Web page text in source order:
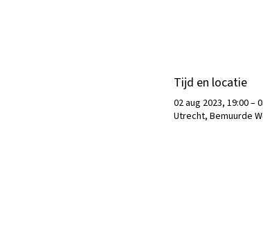
Tijd en locatie
02 aug 2023, 19:00 –
Utrecht, Bemuurde